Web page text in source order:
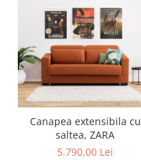
Canapea extensibila cu
saltea, ZARA
5.790,00 Lei